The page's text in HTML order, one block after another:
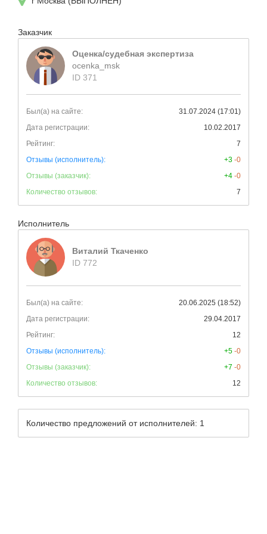
Заказчик
Оценка/судебная экспертиза
ocenka_msk
ID 371
Был(а) на сайте:
31.07.2024 (17:01)
Дата регистрации:
10.02.2017
Рейтинг:
7
Отзывы (исполнитель):
+3 -0
Отзывы (заказчик):
+4 -0
Количество отзывов:
7
Исполнитель
Виталий Ткаченко
ID 772
Был(а) на сайте:
20.06.2025 (18:52)
Дата регистрации:
29.04.2017
Рейтинг:
12
Отзывы (исполнитель):
+5 -0
Отзывы (заказчик):
+7 -0
Количество отзывов:
12
Количество предложений от исполнителей: 1